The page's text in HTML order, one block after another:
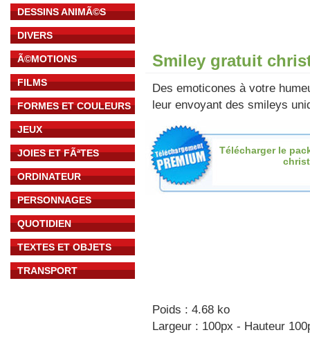
DESSINS ANIMÃ©S
DIVERS
Ã©MOTIONS
FILMS
FORMES ET COULEURS
JEUX
JOIES ET FÃªTES
ORDINATEUR
PERSONNAGES
QUOTIDIEN
TEXTES ET OBJETS
TRANSPORT
Smiley gratuit
Des emoticones à votre
leur envoyant des smileys
Télécharger le
Poids : 4.68 ko
Largeur : 100px - Hauteur